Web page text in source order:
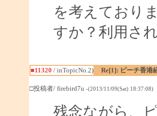
を考えており
すか？利用さ
■11320 / inTopicNo.2) Re[1]: ピーチ香港
□投稿者/ firebird7u -(2013/11/09(Sat) 18:37:08)
残念ながら、